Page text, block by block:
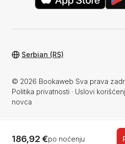
186,92 €po noćenju
© 2026 Bookaweb Sva prava
Politika privatnosti · Uslovi
novca
Serbian (RS)